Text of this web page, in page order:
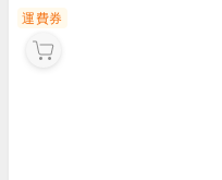
運費券